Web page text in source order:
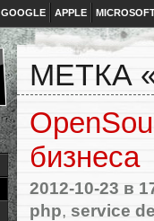
GOOGLE APPLE
МЕТКА
бизнеса
2012-10-23 в
php, service